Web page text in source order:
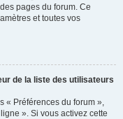
pages du forum. Ce
et toutes vos
de la liste des utilisateurs
« Préférences du forum »,
». Si vous activez cette